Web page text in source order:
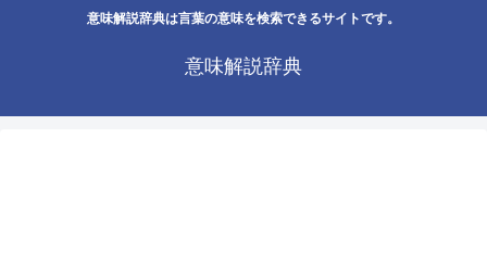
意味解説辞典は言葉の意味を検索できるサイトです。
意味解説辞典